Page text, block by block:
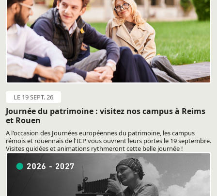
LE 19 SEPT. 26
Journée du patrimoine : visitez nos campus à Reims
et Rouen
A l'occasion des Journées européennes du patrimoine, les campus
rémois et rouennais de l'ICP vous ouvrent leurs portes le 19 septembre.
Visites guidées et animations rythmeront cette belle journée !